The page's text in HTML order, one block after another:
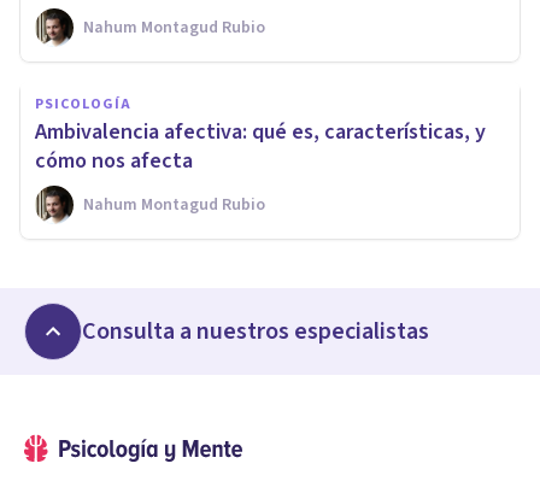
Nahum Montagud Rubio
PSICOLOGÍA
Ambivalencia afectiva: qué es, características, y
cómo nos afecta
Nahum Montagud Rubio
Consulta a nuestros especialistas